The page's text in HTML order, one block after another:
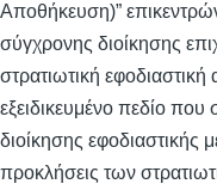
Αποθήκευση)”
σύγχρονης διοίκησης
στρατιωτική
εξειδικευμένο πεδίο που
διοίκησης εφοδιαστικής
προκλήσεις των